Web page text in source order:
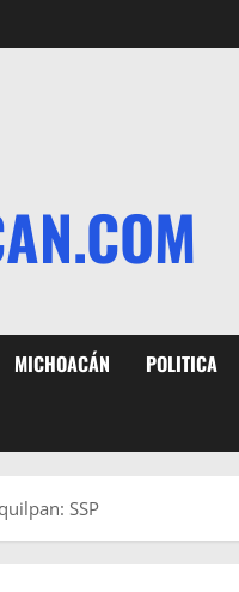
MICHOACÁN POLITICA
SSP